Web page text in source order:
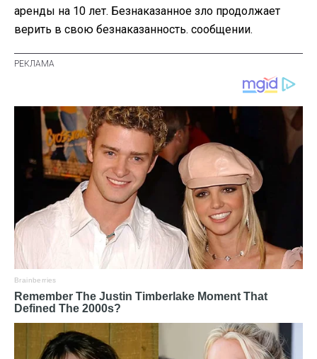
аренды на 10 лет. Безнаказанное зло продолжает
верить в свою безнаказанность. сообщении.